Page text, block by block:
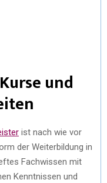
und
ist nach wie vor
der Weiterbildung in
Fachwissen mit
Kenntnissen und